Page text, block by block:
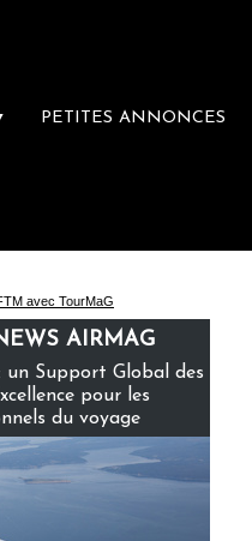
PETITES ANNONCES
du voyage
AIRMAG
un Support Global des
pour les
du voyage